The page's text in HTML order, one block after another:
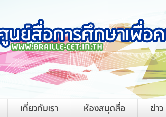
เกี่ยวกับเรา ห้องสมุดสื่อ ข่าว